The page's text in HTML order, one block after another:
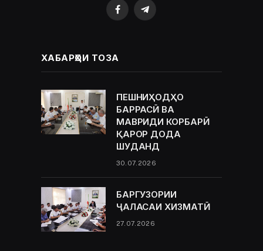
FacebookTelegram
ХАБАРҲОИ ТОЗА
ПЕШНИҲОДҲО
БАРРАСӢ ВА
МАВРИДИ КОРБАРӢ
ҚАРОР ДОДА
ШУДАНД
30.07.2026
БАРГУЗОРИИ
ҶАЛАСАИ ХИЗМАТӢ
27.07.2026